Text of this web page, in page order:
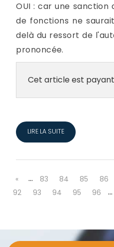
OUI : car une sanction
de fonctions ne
delà du ressort de
prononcée.
Cet article est payant
LIRE LA SUITE
« … 83 84 85 86
92
93 94 95 96 …